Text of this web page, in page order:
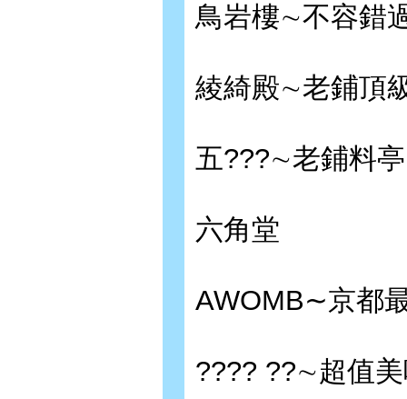
鳥岩樓∼不容錯
綾綺殿∼老鋪頂
五???∼老鋪料
六角堂
AWOMB∼京都
???? ??∼超值